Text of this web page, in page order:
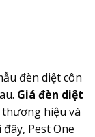
đèn diệt côn
Giá đèn diệt
hiệu và
Pest One